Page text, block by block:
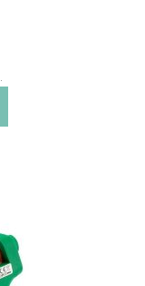
elegir
en